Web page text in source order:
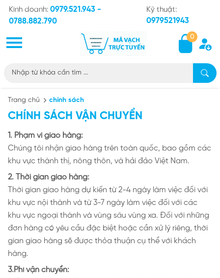
Kinh doanh: 0979.521.943 -
0788.882.790
Kỹ thuật:
0979521943
0
Trang chủ chính sách
CHÍNH SÁCH VẬN CHUYỂN
1. Phạm vi giao hàng:
Chúng tôi nhận giao hàng trên toàn quốc, bao gồm các
khu vực thành thị, nông thôn, và hải đảo Việt Nam.
2. Thời gian giao hàng:
Thời gian giao hàng dự kiến từ 2-4 ngày làm việc đối với
khu vực nội thành và từ 3-7 ngày làm việc đối với các
khu vực ngoại thành và vùng sâu vùng xa. Đối với những
đơn hàng có yêu cầu đặc biệt hoặc cần xử lý riêng, thời
gian giao hàng sẽ được thỏa thuận cụ thể với khách
hàng.
3.Phí vận chuyển: